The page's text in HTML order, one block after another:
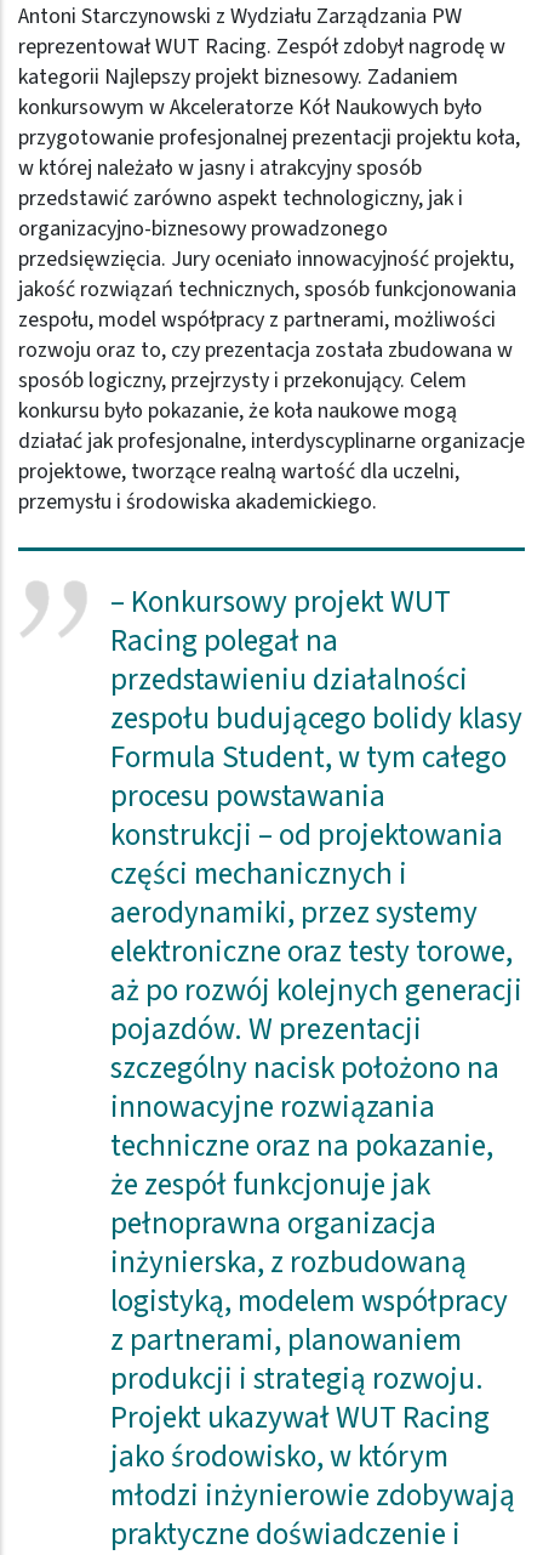
Antoni Starczynowski z Wydziału Zarządzania PW
reprezentował WUT Racing. Zespół zdobył nagrodę w
kategorii Najlepszy projekt biznesowy. Zadaniem
konkursowym w Akceleratorze Kół Naukowych było
przygotowanie profesjonalnej prezentacji projektu koła,
w której należało w jasny i atrakcyjny sposób
przedstawić zarówno aspekt technologiczny, jak i
organizacyjno-biznesowy prowadzonego
przedsięwzięcia. Jury oceniało innowacyjność projektu,
jakość rozwiązań technicznych, sposób funkcjonowania
zespołu, model współpracy z partnerami, możliwości
rozwoju oraz to, czy prezentacja została zbudowana w
sposób logiczny, przejrzysty i przekonujący. Celem
konkursu było pokazanie, że koła naukowe mogą
działać jak profesjonalne, interdyscyplinarne organizacje
projektowe, tworzące realną wartość dla uczelni,
przemysłu i środowiska akademickiego.
– Konkursowy projekt WUT
Racing polegał na
przedstawieniu działalności
zespołu budującego bolidy klasy
Formula Student, w tym całego
procesu powstawania
konstrukcji – od projektowania
części mechanicznych i
aerodynamiki, przez systemy
elektroniczne oraz testy torowe,
aż po rozwój kolejnych generacji
pojazdów. W prezentacji
szczególny nacisk położono na
innowacyjne rozwiązania
techniczne oraz na pokazanie,
że zespół funkcjonuje jak
pełnoprawna organizacja
inżynierska, z rozbudowaną
logistyką, modelem współpracy
z partnerami, planowaniem
produkcji i strategią rozwoju.
Projekt ukazywał WUT Racing
jako środowisko, w którym
młodzi inżynierowie zdobywają
praktyczne doświadczenie i